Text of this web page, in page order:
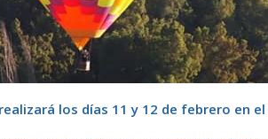
realizará los días 11 y 12 de febrero